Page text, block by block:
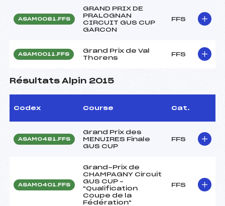
ASAM0081.FFS
GRAND PRIX DE
PRALOGNAN
CIRCUIT GUS CUP
GARCON
FFS
ASAM0011.FFS
Grand Prix de Val
Thorens
FFS
Résultats Alpin 2015
Codex Course Cat.
ASAM0481.FFS
Grand Prix des
MENUIRES Finale
GUS CUP
FFS
ASAM0401.FFS
Grand-Prix de
CHAMPAGNY Circuit
GUS CUP –
"Qualification
Coupe de la
Fédération"
FFS